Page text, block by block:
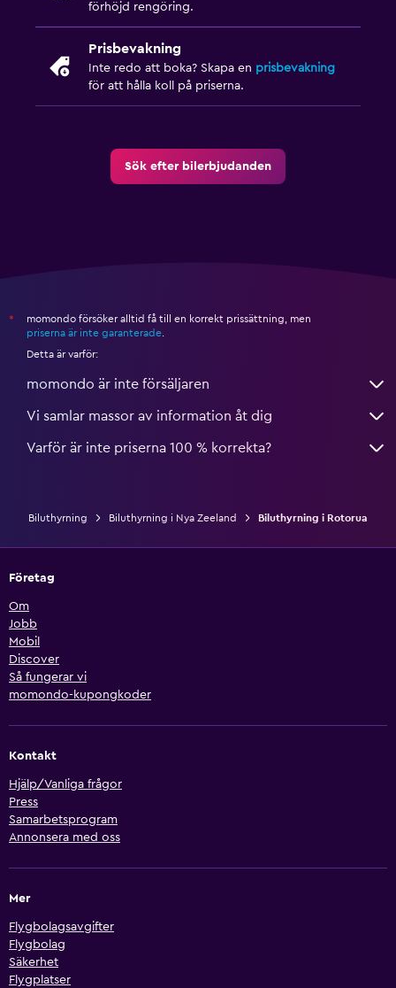
förhöjd rengöring.
Prisbevakning
Inte redo att boka? Skapa en prisbevakning
för att hålla koll på priserna.
Sök efter bilerbjudanden
*
momondo försöker alltid få till en korrekt prissättning, men
priserna är inte garanterade.
Detta är varför:
momondo är inte försäljaren
Vi samlar massor av information åt dig
Varför är inte priserna 100 % korrekta?
Biluthyrning Biluthyrning i Nya Zeeland Biluthyrning i Rotorua
Företag
Om
Jobb
Mobil
Discover
Så fungerar vi
momondo-kupongkoder
Kontakt
Hjälp/Vanliga frågor
Press
Samarbetsprogram
Annonsera med oss
Mer
Flygbolagsavgifter
Flygbolag
Säkerhet
Flygplatser